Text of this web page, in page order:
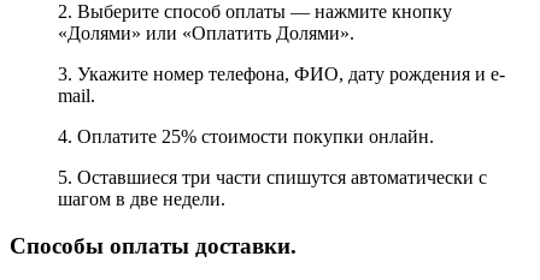
2. Выберите способ оплаты — нажмите кнопку
«Долями» или «Оплатить Долями».
3. Укажите номер телефона, ФИО, дату рождения и e-
mail.
4. Оплатите 25% стоимости покупки онлайн.
5. Оставшиеся три части спишутся автоматически с
шагом в две недели.
Способы оплаты доставки.